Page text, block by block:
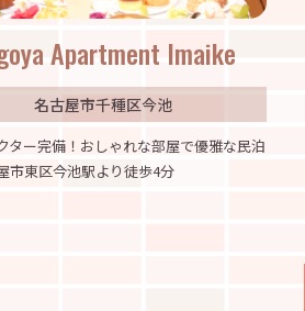
Du Etowaru #801
名古屋市北区大曽根
ワクワクするピンクの部屋よ！可愛いが大好
子大集合！名古屋市東区大曽根駅より徒歩5分